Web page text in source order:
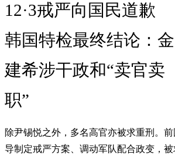
12·3戒严向国民道歉
韩国特检最终结论：金
建希涉干政和“卖官卖
职”
除尹锡悦之外，多名高官亦被求重刑。
导制定戒严方案、调动军队配合政变，